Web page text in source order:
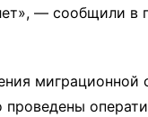
— сообщили в
проведены